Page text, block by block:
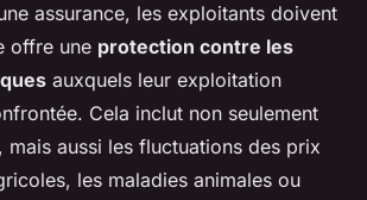
assurance, les exploitants doivent
offre une protection contre les
auxquels leur exploitation
Cela inclut non seulement
mais aussi les fluctuations des prix
les maladies animales ou